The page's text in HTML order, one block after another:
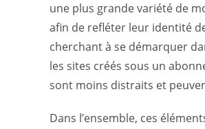
une plus grande variété de
afin de refléter leur identité
cherchant à se démarquer
les sites créés sous un
sont moins distraits et
Dans l’ensemble, ces